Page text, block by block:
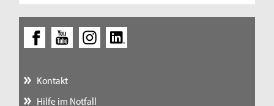
Kontakt
Hilfe im Notfall